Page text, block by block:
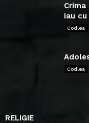
iau cu
Codlea
Codlea
RELIGIE